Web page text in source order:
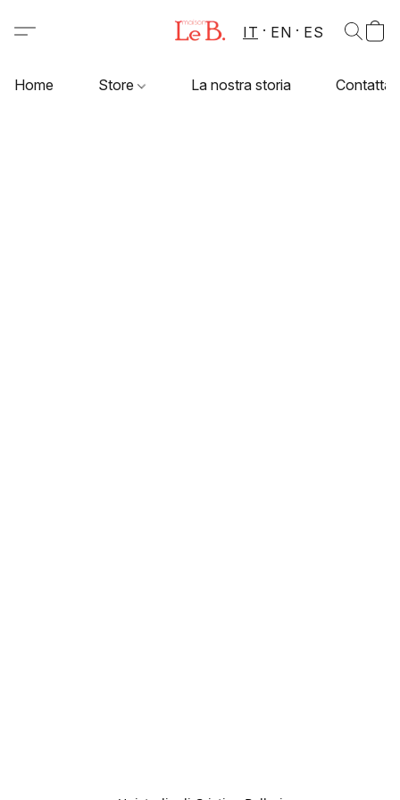
IT EN ES
Home Store La nostra storia